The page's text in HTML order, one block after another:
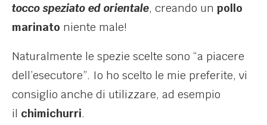
tocco speziato ed orientale, creando un pollo
marinato niente male!
Naturalmente le spezie scelte sono “a piacere
dell’esecutore”. Io ho scelto le mie preferite, vi
consiglio anche di utilizzare, ad esempio
il chimichurri.